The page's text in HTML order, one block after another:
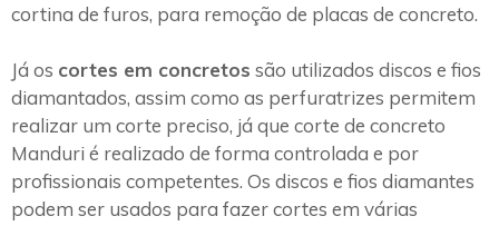
cortina de furos, para remoção de placas de concreto.
Já os cortes em concretos são utilizados discos e fios
diamantados, assim como as perfuratrizes permitem
realizar um corte preciso, já que corte de concreto
Manduri é realizado de forma controlada e por
profissionais competentes. Os discos e fios diamantes
podem ser usados para fazer cortes em várias